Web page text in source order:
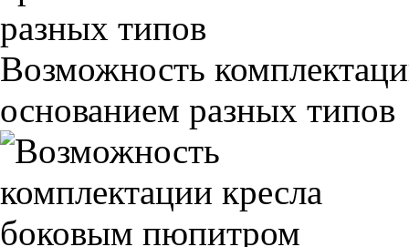
Возможность
основанием разных типов